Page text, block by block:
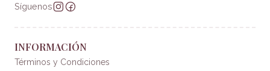
Síguenos
INFORMACIÓN
Términos y Condiciones